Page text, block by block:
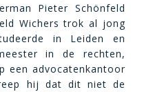
Pieter Schönfeld
Wichers trok al jong
in Leiden en
in de rechten,
een advocatenkantoor
hij dat dit niet de